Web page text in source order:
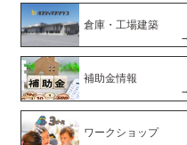
倉庫・工場建築
補助金情報
ワークショップ